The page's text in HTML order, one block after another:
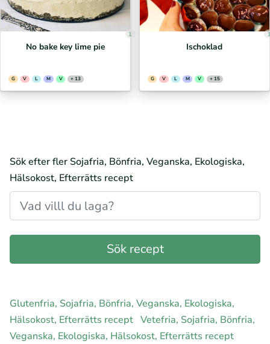
1
No bake key lime pie
G V L M V + 13
Ischoklad
G V L M V + 15
Sök efter fler Sojafria, Bönfria, Veganska, Ekologiska,
Hälsokost, Efterrätts recept
Glutenfria, Sojafria, Bönfria, Veganska, Ekologiska,
Hälsokost, Efterrätts recept Vetefria, Sojafria, Bönfria,
Veganska, Ekologiska, Hälsokost, Efterrätts recept